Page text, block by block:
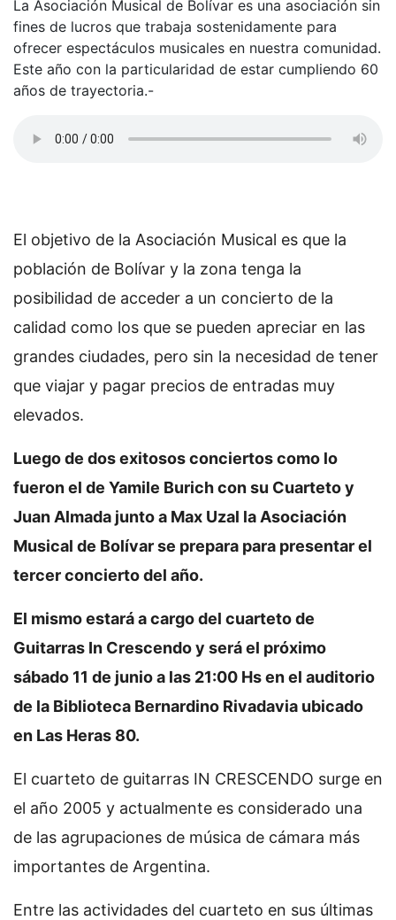
La Asociación Musical de Bolívar es una asociación sin
fines de lucros que trabaja sostenidamente para
ofrecer espectáculos musicales en nuestra comunidad.
Este año con la particularidad de estar cumpliendo 60
años de trayectoria.-
El objetivo de la Asociación Musical es que la
población de Bolívar y la zona tenga la
posibilidad de acceder a un concierto de la
calidad como los que se pueden apreciar en las
grandes ciudades, pero sin la necesidad de tener
que viajar y pagar precios de entradas muy
elevados.
Luego de dos exitosos conciertos como lo
fueron el de Yamile Burich con su Cuarteto y
Juan Almada junto a Max Uzal la Asociación
Musical de Bolívar se prepara para presentar el
tercer concierto del año.
El mismo estará a cargo del cuarteto de
Guitarras In Crescendo y será el próximo
sábado 11 de junio a las 21:00 Hs en el auditorio
de la Biblioteca Bernardino Rivadavia ubicado
en Las Heras 80.
El cuarteto de guitarras IN CRESCENDO surge en
el año 2005 y actualmente es considerado una
de las agrupaciones de música de cámara más
importantes de Argentina.
Entre las actividades del cuarteto en sus últimas